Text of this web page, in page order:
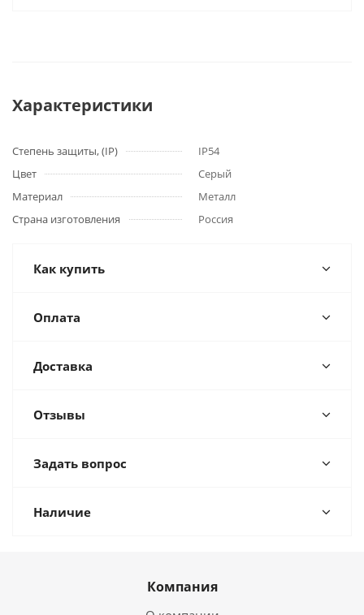
Характеристики
Степень защиты, (IP)
IP54
Цвет
Серый
Материал
Металл
Страна изготовления
Россия
Как купить
Оплата
Доставка
Отзывы
Задать вопрос
Наличие
Компания